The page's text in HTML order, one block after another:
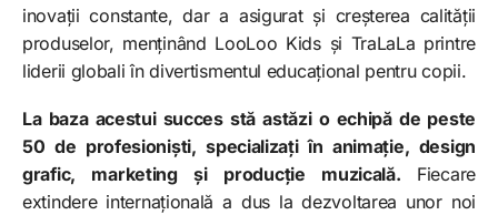
inovații constante, dar a asigurat și creșterea calității
produselor, menținând LooLoo Kids și TraLaLa printre
liderii globali în divertismentul educațional pentru copii.
La baza acestui succes stă astăzi o echipă de peste
50 de profesioniști, specializați în animație, design
grafic, marketing și producție muzicală. Fiecare
extindere internațională a dus la dezvoltarea unor noi